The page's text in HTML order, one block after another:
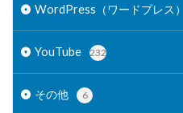
WordPress（ワードプレス）
YouTube 232
その他 6